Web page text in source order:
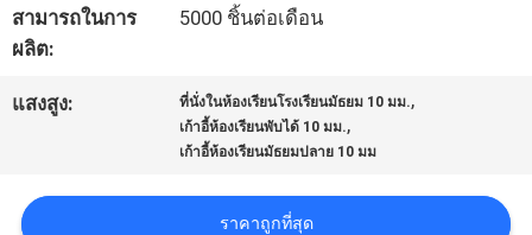
BLOG
สามารถในการ
ผลิต:
5000 ชิ้นต่อเดือน
แสงสูง: ที่นั่งในห้องเรียนโรงเรียนมัธยม 10 มม.,
เก้าอี้ห้องเรียนพับได้ 10 มม.,
เก้าอี้ห้องเรียนมัธยมปลาย 10 มม
ราคาถูกที่สุด